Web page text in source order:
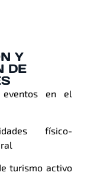
Y
DE
eventos en el
físico-
turismo activo